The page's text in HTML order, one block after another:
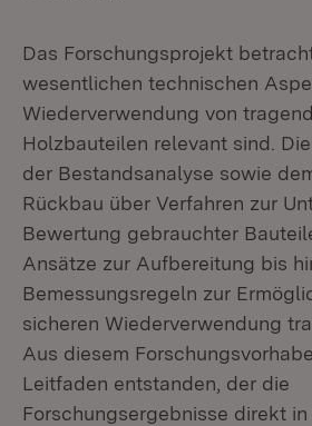
Das Forschungsprojekt
wesentlichen technischen
Wiederverwendung von
Holzbauteilen relevant sind.
der Bestandsanalyse sowie
Rückbau über Verfahren zur
Bewertung gebrauchter
Ansätze zur Aufbereitung bis
Bemessungsregeln zur
sicheren Wiederverwendung
Aus diesem
Leitfaden entstanden, der die
Forschungsergebnisse direkt